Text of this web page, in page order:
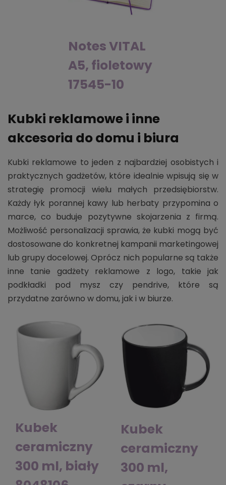
Notes VITAL
A5, fioletowy
17545-10
Kubki reklamowe i inne
akcesoria do domu i biura
Kubki reklamowe to jeden z najbardziej osobistych i
praktycznych gadżetów, które idealnie wpisują się w
strategię promocji wielu małych przedsiębiorstw.
Każdy łyk porannej kawy lub herbaty przypomina o
marce, co buduje pozytywne skojarzenia z firmą.
Możliwość personalizacji sprawia, że kubki mogą być
dostosowane do konkretnej kampanii marketingowej
lub grupy docelowej. Oprócz nich popularne są także
inne tanie gadżety reklamowe z logo, takie jak
podkładki pod mysz czy pendrive, które są
przydatne zarówno w domu, jak i w biurze.
Kubek
ceramiczny
300 ml, biały
Kubek
ceramiczny
300 ml,